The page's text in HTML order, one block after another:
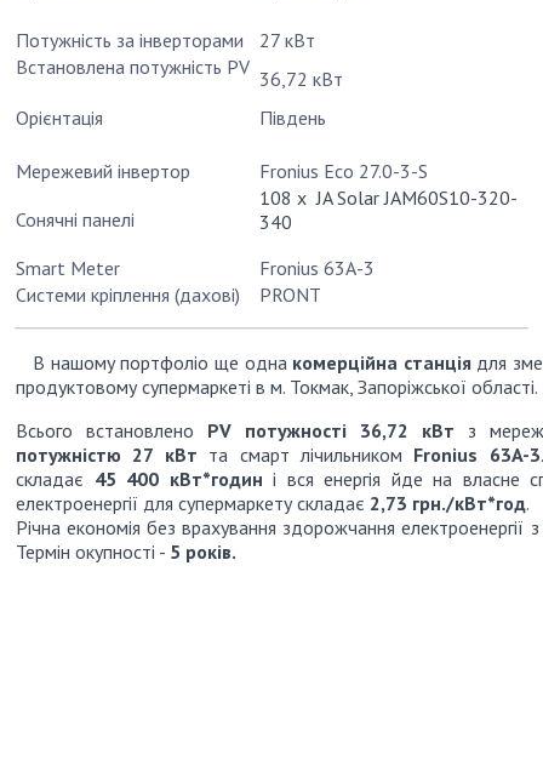
Потужність за інверторами
27 кВт
Встановлена потужність PV 36,72 кВт
Орієнтація
Південь
Мережевий інвертор
Fronius Eco 27.0-3-S
Сонячні панелі
108 х JA Solar JAM60S10-320-
340
Smart Meter
Fronius 63А-3
Системи кріплення (дахові)
PRONT
В нашому портфоліо ще одна комерційна станціядля
продуктовому супермаркеті в м. Токмак, Запоріжської області.
Всього встановлено PV потужності 36,72 кВт з
потужністю 27 кВт та смарт лічильником Fronius 63A-3
складає 45 400 кВт*годин і вся енергія йде на власне
електроенергії для супермаркету складає 2,73 грн./кВт*год.
Річна економія без врахування здорожчання електроенергії
Термін окупності - 5 років.